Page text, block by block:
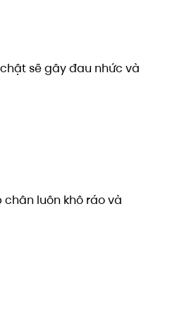
sẽ gây đau nhức và
luôn khô ráo và